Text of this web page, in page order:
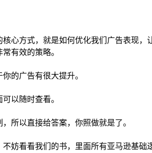
心方式，就是如何优化我们广告表现，
有效的策略。
的广告有很大提升。
以随时查看。
所以直接给答案，你照做就是了。
妨看看我们的书，里面所有亚马逊基础